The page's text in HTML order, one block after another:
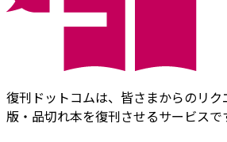
復刊ドットコムは、皆さまからのリ
版・品切れ本を復刊させるサービスで